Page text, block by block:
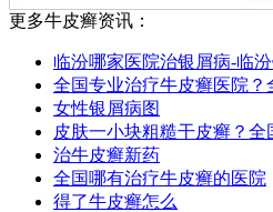
更多牛皮癣资讯：
临汾哪家医院治银屑病-临
全国专业治疗牛皮癣医院？
女性银屑病图
皮肤一小块粗糙干皮癣？全
治牛皮癣新药
全国哪有治疗牛皮癣的医院
得了牛皮癣怎么